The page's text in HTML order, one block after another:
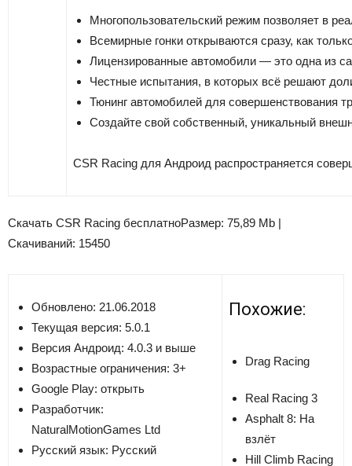
Многопользовательский режим позволяет в
Всемирные гонки открываются сразу, как
Лицензированные автомобили — это одна из
Честные испытания, в которых всё решают
Тюнинг автомобилей для совершенствования
Создайте свой собственный, уникальный
CSR Racing для Андроид распространяется
Скачать CSR Racing бесплатноРазмер: 75,89 Mb |
Скачиваний: 15450
Обновлено: 21.06.2018
Текущая версия: 5.0.1
Версия Андроид: 4.0.3 и выше
Возрастные ограничения: 3+
Google Play: открыть
Разработчик:
NaturalMotionGames Ltd
Русский язык: Русский
Похожие:
Drag Racing
Real Racing 3
Asphalt 8: На
взлёт
Hill Climb Racing